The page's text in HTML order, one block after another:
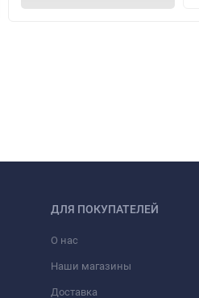
ДЛЯ ПОКУПАТЕЛЕЙ
О нас
Наши магазины
Доставка